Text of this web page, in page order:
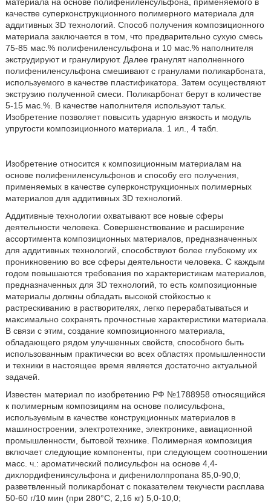
качестве суперконструкционного полимерного материала для
аддитивных 3D технологий. Способ получения композиционного
материала заключается в том, что предварительно сухую смесь
75-85 мас.% полифениленсульфона и 10 мас.% наполнителя
экструдируют и гранулируют. Далее гранулят наполненного
полифениленсульфона смешивают с гранулами поликарбоната,
используемого в качестве пластификатора. Затем осуществляют
экструзию полученной смеси. Поликарбонат берут в количестве
5-15 мас.%. В качестве наполнителя используют тальк.
Изобретение позволяет повысить ударную вязкость и модуль
упругости композиционного материала. 1 ил., 4 табл.
Изобретение относится к композиционным материалам на
основе полифениленсульфонов и способу его получения,
применяемых в качестве суперконструкционных полимерных
материалов для аддитивных 3D технологий.
Аддитивные технологии охватывают все новые сферы
деятельности человека. Совершенствование и расширение
ассортимента композиционных материалов, предназначенных
для аддитивных технологий, способствуют более глубокому их
проникновению во все сферы деятельности человека. С каждым
годом повышаются требования по характеристикам материалов,
предназначенных для 3D технологий, то есть композиционные
материалы должны обладать высокой стойкостью к
растрескиванию в растворителях, легко перерабатываться и
максимально сохранять прочностные характеристики материала.
В связи с этим, создание композиционного материала,
обладающего рядом улучшенных свойств, способного быть
использованным практически во всех областях промышленности
и техники в настоящее время является достаточно актуальной
задачей.
Известен материал по изобретению РФ №1788958 относящийся
к полимерным композициям на основе полисульфона,
используемым в качестве конструкционных материалов в
машиностроении, электротехнике, электронике, авиационной
промышленности, бытовой технике. Полимерная композиция
включает следующие компоненты, при следующем соотношении
масс. ч.: ароматический полисульфон на основе 4,4-
дихлордифениясульфона и дифенилолпропана 85,0-90,0;
разветвленный поликарбонат с показателем текучести расплава
50-60 г/10 мин (при 280°С, 2,16 кг) 5,0-10,0;